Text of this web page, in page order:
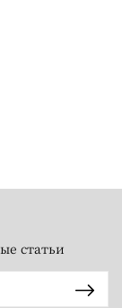
статьи